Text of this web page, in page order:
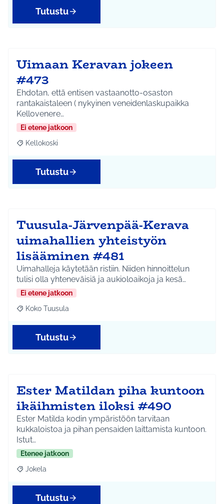
Tutustu
Uimaan Keravan jokeen
#473
Ehdotan, että entisen vastaanotto-osaston
rantakaistaleen ( nykyinen veneidenlaskupaikka
Kellovenere…
Ei etene jatkoon
Rajaa tulokset aihepiirin mukaan: Kellokoski
Kellokoski
Tutustu
Tuusula-Järvenpää-Kerava
uimahallien yhteistyön
lisääminen #481
Uimahalleja käytetään ristiin. Niiden hinnoittelun
tulisi olla yhteneväisiä ja aukioloaikoja ja kesä…
Ei etene jatkoon
Rajaa tulokset aihepiirin mukaan: Koko Tuusula
Koko Tuusula
Tutustu
Ester Matildan piha kuntoon
ikäihmisten iloksi #490
Ester Matilda kodin ympäristöön tarvitaan
kukkaloistoa ja pihan pensaiden laittamista kuntoon.
Istut…
Etenee jatkoon
Rajaa tulokset aihepiirin mukaan: Jokela
Jokela
Tutustu